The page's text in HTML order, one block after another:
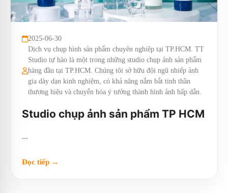
2025-06-30
Dịch vụ chụp hình sản phẩm chuyên nghiệp tại TP.HCM. TT
Studio tự hào là một trong những studio chụp ảnh sản phẩm
hàng đầu tại TP.HCM. Chúng tôi sở hữu đội ngũ nhiếp ảnh
gia dày dạn kinh nghiệm, có khả năng nắm bắt tinh thần
thương hiệu và chuyển hóa ý tưởng thành hình ảnh hấp dẫn.
Studio chụp ảnh sản phẩm TP HCM
...
Đọc tiếp →